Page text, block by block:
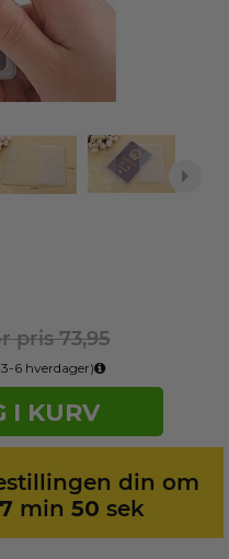
pris 73,95
6 hverdager)
I KURV
din om
min 50 sek